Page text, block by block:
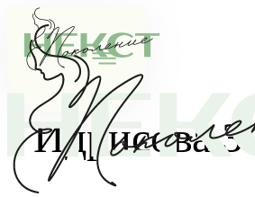
Идрисова З.